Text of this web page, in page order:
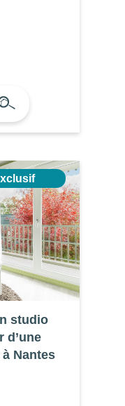
studio
d’une
Nantes